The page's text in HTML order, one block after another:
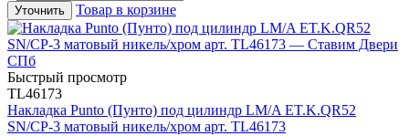
Уточнить Товар в корзине
Быстрый просмотр
TL46173
Накладка Punto (Пунто) под цилиндр LM/A ET.K.QR52
SN/CP-3 матовый никель/хром арт. TL46173